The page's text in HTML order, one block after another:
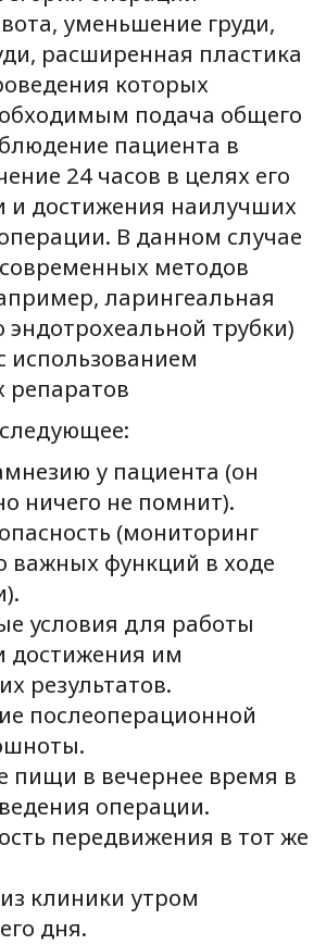
уменьшение груди,
расширенная пластика
которых
подача общего
пациента в
24 часов в целях его
и достижения наилучших
В данном случае
методов
ларингеальная
эндотрохеальной трубки)
использованием
репаратов
у пациента (он
ничего не помнит).
(мониторинг
важных функций в ходе
условия для работы
достижения им
результатов.
послеоперационной
пищи в вечернее время в
операции.
передвижения в тот же
клиники утром
дня.